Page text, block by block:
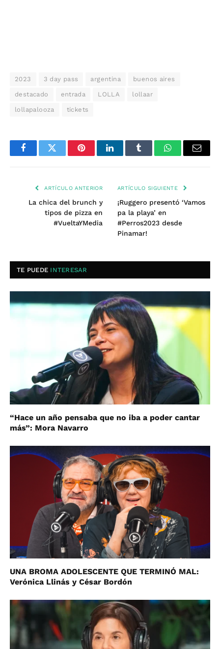
2023 3 day pass argentina buenos aires
destacado entrada LOLLA lollaar
lollapalooza tickets
FacebookTwitter PinterestLinkedInTumblr WhatsAppEmail
ARTÍCULO ANTERIOR
La chica del brunch y
tipos de pizza en
#VueltaYMedia
ARTÍCULO SIGUIENTE
¡Ruggero presentó ‘Vamos
pa la playa’ en
#Perros2023 desde
Pinamar!
TE PUEDE INTERESAR
“Hace un año pensaba que no iba a poder cantar
más”: Mora Navarro
UNA BROMA ADOLESCENTE QUE TERMINÓ MAL:
Verónica Llinás y César Bordón